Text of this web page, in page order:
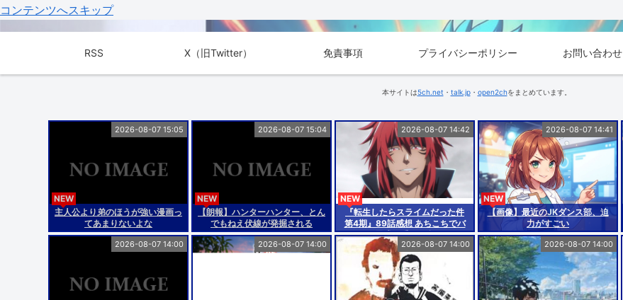
コンテンツへスキップ
RSS X（旧Twitter） 免責事項 プライバシーポリシー お問い合わせ
本サイトは5ch.net ・ talk.jp・ open2chをまとめています。
主人公より弟のほうが強い漫画っ
てあまりないよな
NEW
2026-08-07 15:05
【朗報】ハンターハンター、とん
でもねえ伏線が発掘される
NEW
2026-08-07 15:04
『転生したらスライムだった件
第4期』89話感想 あちこちでバ
トルと思惑が重なり合ってる
NEW
2026-08-07 14:42
【画像】最近のJKダンス部、迫
力がすごい
NEW
2026-08-07 14:41
2026-08-07 14:00 2026-08-07 14:00 2026-08-07 14:00 2026-08-07 14:00